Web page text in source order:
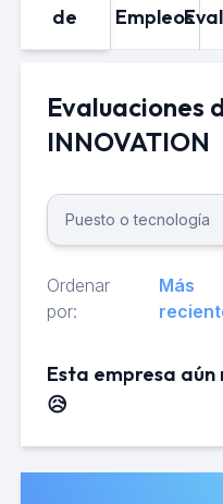
de
Empleos
Evaluaciones
INNOVATION
Ordenar
por:
Más
Esta empresa aún
😥